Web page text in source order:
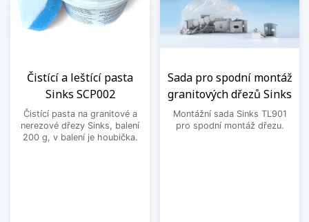
Čistící a leštící pasta
Sinks SCP002
Čistící pasta na granitové a
nerezové dřezy Sinks, balení
200 g, v balení je houbička.
Sada pro spodní montáž
granitových dřezů Sinks
Montážní sada Sinks TL901
pro spodní montáž dřezu.